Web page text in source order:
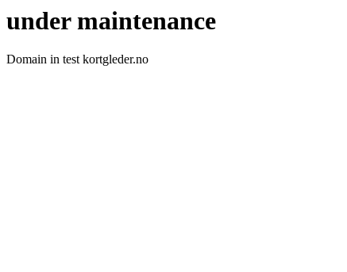
under maintenance
Domain in test kortgleder.no